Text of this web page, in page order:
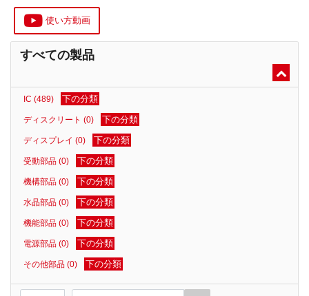
受動部品
機構部品
水晶部品
機能部品
その他部
品
複数型名
をまとめ
て探す
類似品検
索
カー一覧
e-
使い方動画
すべての製品
IC (489) 下の分類
ディスクリート (0) 下の分類
ディスプレイ (0) 下の分類
受動部品 (0) 下の分類
機構部品 (0) 下の分類
水晶部品 (0) 下の分類
機能部品 (0) 下の分類
電源部品 (0) 下の分類
その他部品 (0) 下の分類